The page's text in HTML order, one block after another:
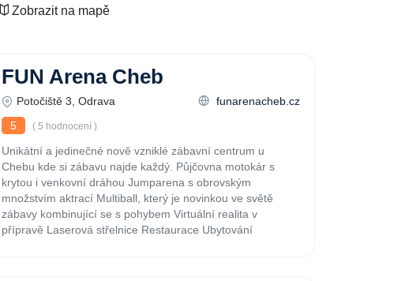
Zobrazit na mapě
FUN Arena Cheb
Potočiště 3, Odrava
funarenacheb.cz
5
( 5 hodnocení )
Unikátní a jedinečné nově vzniklé zábavní centrum u
Chebu kde si zábavu najde každý. Půjčovna motokár s
krytou i venkovní dráhou Jumparena s obrovským
množstvím aktrací Multiball, který je novinkou ve světě
zábavy kombinující se s pohybem Virtuální realita v
přípravě Laserová střelnice Restaurace Ubytování